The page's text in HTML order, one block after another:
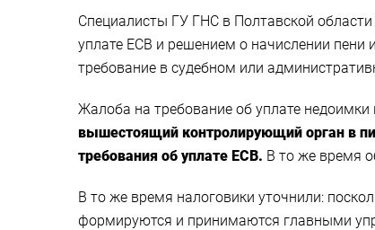
Специалисты ГУ ГНС в Полтавской
уплате ЕСВ и решением о начислении
требование в судебном или
Жалоба на требование об уплате
вышестоящий контролирующий орган в
требования об уплате ЕСВ. В то же время
В то же время налоговики уточнили:
формируются и принимаются главными